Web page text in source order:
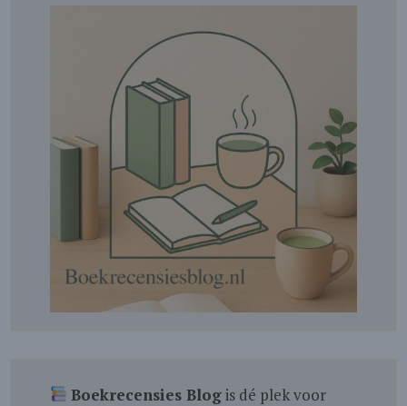
Boekrecensies Blogis dé plek voor